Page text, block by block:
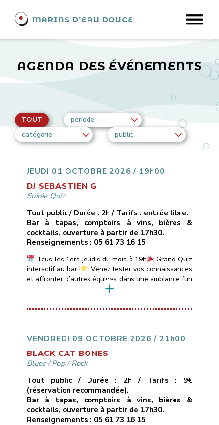
MARINS D’EAU DOUCE
AGENDA DES ÉVÉNEMENTS
TOUT
période
catégorie
public
JEUDI 01 OCTOBRE 2026 / 19h00
DJ SEBASTIEN G
Soirée Quiz
Tout public / Durée : 2h / Tarifs : entrée libre.
Bar à tapas, comptoirs à vins, bières &
cocktails, ouverture à partir de 17h30.
Renseignements : 05 61 73 16 15
Tous les 1ers jeudis du mois à 19h
Grand Quiz
interactif au bar !
Venez tester vos connaissances
et affronter d’autres équipes dans une ambiance fun
Quiz animé par DJ Sébastien avec
programme :Sessions de 20 min sur des thèmes
VENDREDI 09 OCTOBRE 2026 / 21h00
BLACK CAT BONES
Blues/Pop/Rock
Tout public / Durée : 2h / Tarifs : 9€
(réservation recommandée).
Bar à tapas, comptoirs à vins, bières &
cocktails, ouverture à partir de 17h30.
Renseignements : 05 61 73 16 15